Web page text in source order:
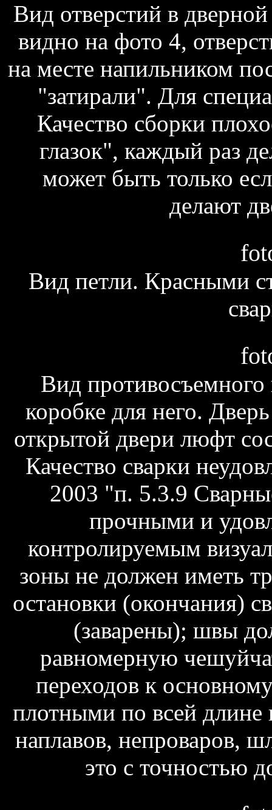
Вид отверстий в
видно на фото 4,
на месте напильником
"затирали". Для
Качество сборки
глазок", каждый раз
может быть только
делают
Вид петли. Красными
Вид противосъемного
коробке для него.
открытой двери люфт
Качество сварки
2003 "п. 5.3.9
прочными и
контролируемым
зоны не должен иметь
остановки (окончания)
(заварены); швы
равномерную
переходов к
плотными по всей длине
наплавов, непроваров,
это с точностью